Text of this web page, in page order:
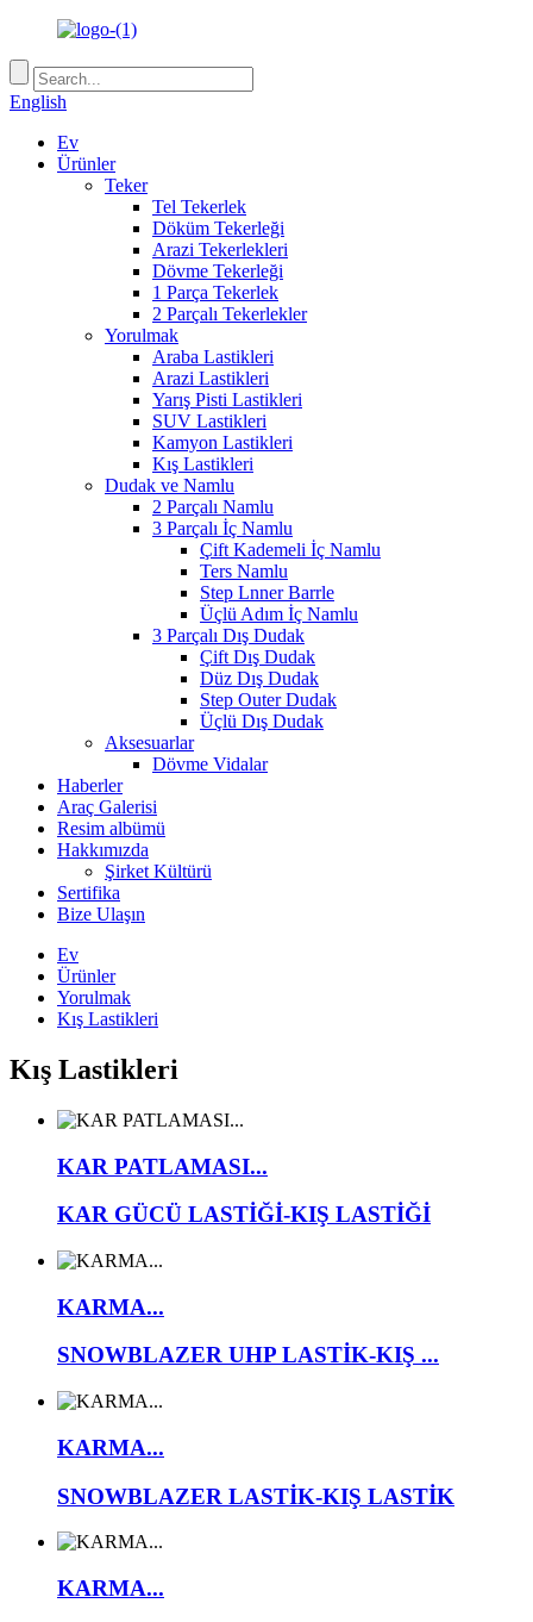
English
Ev
Ürünler
Teker
Tel Tekerlek
Döküm Tekerleği
Arazi Tekerlekleri
Dövme Tekerleği
1 Parça Tekerlek
2 Parçalı Tekerlekler
Yorulmak
Araba Lastikleri
Arazi Lastikleri
Yarış Pisti Lastikleri
SUV Lastikleri
Kamyon Lastikleri
Kış Lastikleri
Dudak ve Namlu
2 Parçalı Namlu
3 Parçalı İç Namlu
Çift Kademeli İç Namlu
Ters Namlu
Step Lnner Barrle
Üçlü Adım İç Namlu
3 Parçalı Dış Dudak
Çift Dış Dudak
Düz Dış Dudak
Step Outer Dudak
Üçlü Dış Dudak
Aksesuarlar
Dövme Vidalar
Haberler
Araç Galerisi
Resim albümü
Hakkımızda
Şirket Kültürü
Sertifika
Bize Ulaşın
Ev
Ürünler
Yorulmak
Kış Lastikleri
Kış Lastikleri
KAR PATLAMASI...
KAR GÜCÜ LASTİĞİ-KIŞ LASTİĞİ
KARMA...
SNOWBLAZER UHP LASTİK-KIŞ ...
KARMA...
SNOWBLAZER LASTİK-KIŞ LASTİK
KARMA...